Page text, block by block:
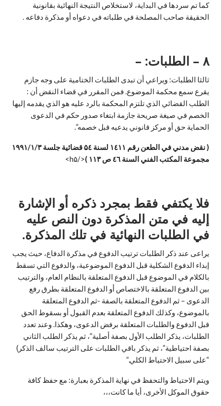
كما تم سردها في البداية، لاستخلاص النتيجة النهائية بقانونية
الحقيقة صاحب المصلحة في طلباته في دعواه أو مذكرة دفاعه .
۸ – الطلبات: –
ثالثا الطلبات: ويراعي أن تبدى الطلبات الختامية على وجه جازم
يقرع سمع محكمة الموضوع. فمن المقرر في قضاء النقض أن :
الطلب القضائي الذي تلتزم المحكمة بالرد عليه هو الذي يقدمه إليها
الخصم في صيغة صريحة جازمة ابتغاء صدور حكم في الدعوى
الحماية حق أو مرکز قانوني يدعيه قبل خصمه”.
( نقض مدني في الطعن رقم ۱٤۱۱ لسنة ۵٤ قضائية جلسة
۱۹۹۱/۱/۳
مجموعة المكتب الفني السنة ٤٦ ص
۱۱۳ ) </h۵>
فلا يكتفي فقط بمجرد ذكره أو الإشارة
إليه في متن المذكرة دون النص عليه
في الطلبات النهائية في تلك المذكرة.
يراعى عند ذكر الطلبات ترتيب الدفوع في مذكرة الدفاع، حيث يجب
إبداء الدفوع الشكلية قبل الدفوع الموضوعية، والدفوع التي تسقط
بالكلام في الموضوع قبل الدفوع المتعلقة بالنظام العام، والترتيب
بين الدفوع المتعلقة بالاختصاص أو الدفوع المتعلقة بطرق رفع
الدعوى – ثم الدفوع المتعلقة بالصفة -ثم الدفوع المتعلقة
بالموضوع، وكذلك الدفوع المتعلقة بعدم القبول أو بسقوط الحق
قبل الدفوع والطلبات المتعلقة برفض الدعوى، وهكذا. وعند تعدد
الطلبات، يذكر الطلب الأول بصفة أصلية”، ثم يذكر الطلب الثاني
بصفة احتياطية”، ثم يذكر باقي الطلبات على الترتيب سالف الذكر)
“على سبيل الاحتياط الكلي.”
ويتم الاحتياط والتحفظ في نهاية المذكرة بعبارة: مع حفظ كافة
حقوق الموكل الأخرى، أيا ما كانت،،،